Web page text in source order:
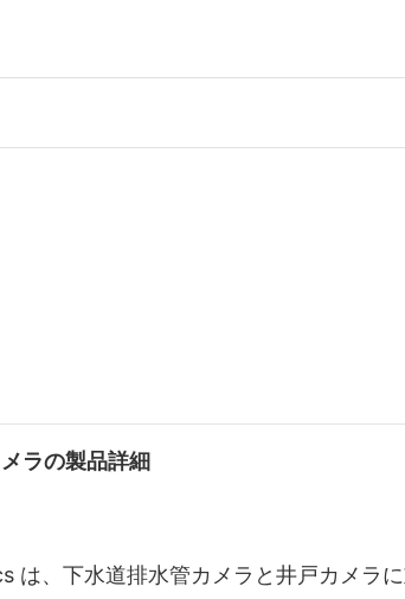
ラの製品詳細
、下水道排水管カメラと井戸カメラ